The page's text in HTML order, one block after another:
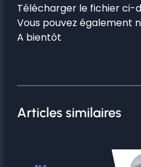
Télécharger le fichier ci-
Vous pouvez également
A bientôt
Articles similaires